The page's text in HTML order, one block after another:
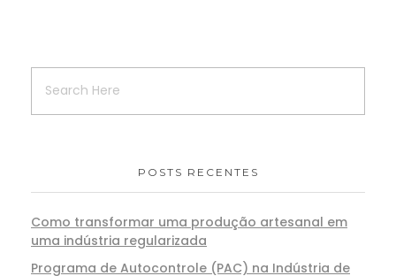
POSTS RECENTES
Como transformar uma produção artesanal em
uma indústria regularizada
Programa de Autocontrole (PAC) na Indústria de